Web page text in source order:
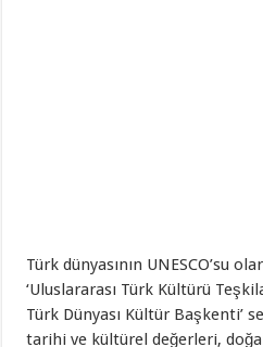
Türk dünyasının UNESCO’su
‘Uluslararası Türk Kültürü
Türk Dünyası Kültür Başkenti’
tarihi ve kültürel değerleri,